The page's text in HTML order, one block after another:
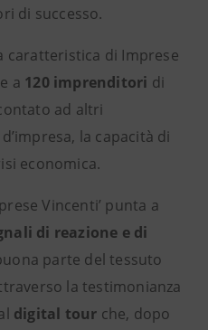
di successo.
caratteristica di Imprese
a 120 imprenditori di
ad altri
la capacità di
economica.
Vincenti’ punta a
di reazione e di
parte del tessuto
la testimonianza
digital tour che, dopo